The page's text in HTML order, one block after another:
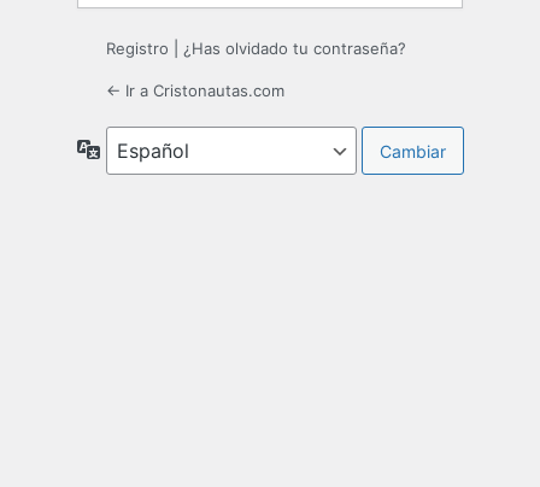
Registro ¿Has olvidado tu contraseña?
← Ir a Cristonautas.com
Idioma